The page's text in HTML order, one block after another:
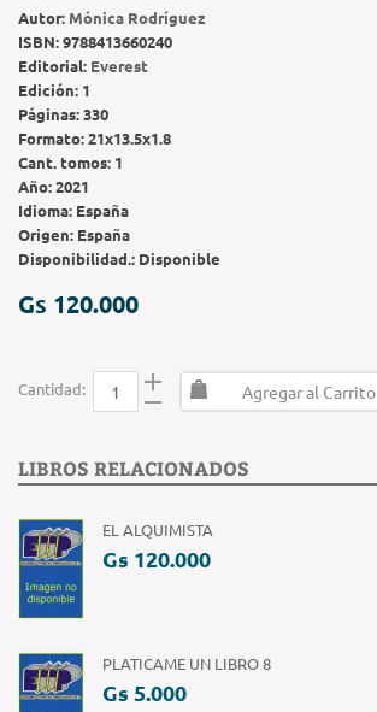
Autor: Mónica Rodríguez
ISBN:9788413660240
Editorial: Everest
Edición: 1
Páginas:330
Formato:21x13.5x1.8
Cant. tomos: 1
Año:2021
Idioma: España
Origen: España
Disponibilidad.: Disponible
Gs 120.000
Cantidad: Agregar al Carrito
LIBROS RELACIONADOS
EL ALQUIMISTA
Gs 120.000
PLATICAME UN LIBRO 8
Gs 5.000